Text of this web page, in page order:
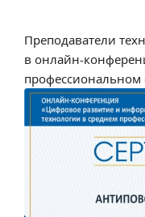
Преподаватели
в онлайн-
профессиональном